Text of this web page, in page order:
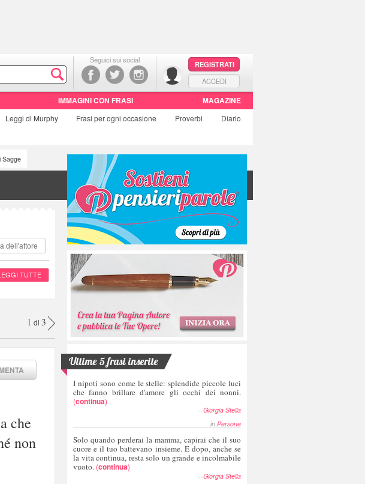
Seguici sui social
REGISTRATI
ACCEDI
IMMAGINI CON FRASI MAGAZINE
Leggi di Murphy Frasiper ogni occasione Proverbi
Diario
Sagge
dell'attore
TUTTE
1 di 3
che
non
Ultime 5 frasi inserite
I nipoti sono come le stelle: splendide piccole luci
che fanno brillare d'amore gli occhi dei nonni.
(continua)
--Giorgia Stella
in Persone
Solo quando perderai la mamma, capirai che il suo
cuore e il tuo battevano insieme. E dopo, anche se
la vita continua, resta solo un grande e incolmabile
vuoto. (continua)
--Giorgia Stella